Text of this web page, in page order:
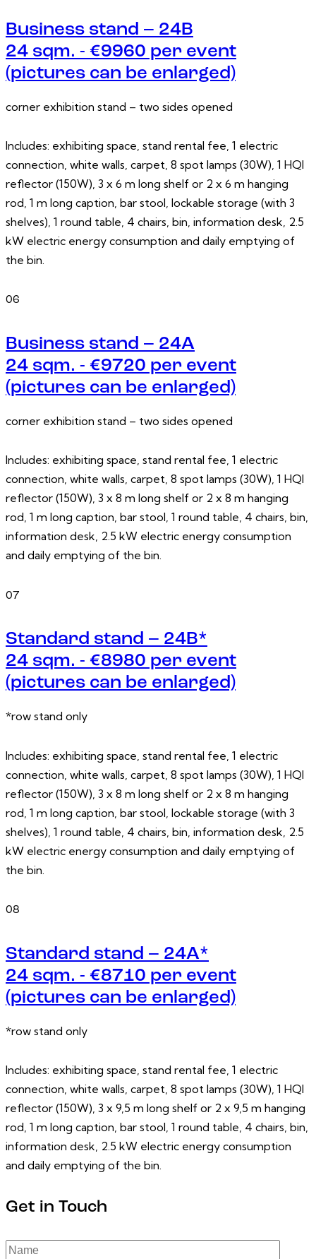
Business stand – 24B
24 sqm. - €9960 per event
(pictures can be enlarged)
corner exhibition stand – two sides opened
Includes: exhibiting space, stand rental fee, 1 electric
connection, white walls, carpet, 8 spot lamps (30W), 1 HQI
reflector (150W), 3 x 6 m long shelf or 2 x 6 m hanging
rod, 1 m long caption, bar stool, lockable storage (with 3
shelves), 1 round table, 4 chairs, bin, information desk, 2.5
kW electric energy consumption and daily emptying of
the bin.
06
Business stand – 24A
24 sqm. - €9720 per event
(pictures can be enlarged)
corner exhibition stand – two sides opened
Includes: exhibiting space, stand rental fee, 1 electric
connection, white walls, carpet, 8 spot lamps (30W), 1 HQI
reflector (150W), 3 x 8 m long shelf or 2 x 8 m hanging
rod, 1 m long caption, bar stool, 1 round table, 4 chairs, bin,
information desk, 2.5 kW electric energy consumption
and daily emptying of the bin.
07
Standard stand – 24B*
24 sqm. - €8980 per event
(pictures can be enlarged)
*row stand only
Includes: exhibiting space, stand rental fee, 1 electric
connection, white walls, carpet, 8 spot lamps (30W), 1 HQI
reflector (150W), 3 x 8 m long shelf or 2 x 8 m hanging
rod, 1 m long caption, bar stool, lockable storage (with 3
shelves), 1 round table, 4 chairs, bin, information desk, 2.5
kW electric energy consumption and daily emptying of
the bin.
08
Standard stand – 24A*
24 sqm. - €8710 per event
(pictures can be enlarged)
*row stand only
Includes: exhibiting space, stand rental fee, 1 electric
connection, white walls, carpet, 8 spot lamps (30W), 1 HQI
reflector (150W), 3 x 9,5 m long shelf or 2 x 9,5 m hanging
rod, 1 m long caption, bar stool, 1 round table, 4 chairs, bin,
information desk, 2.5 kW electric energy consumption
and daily emptying of the bin.
Get in Touch